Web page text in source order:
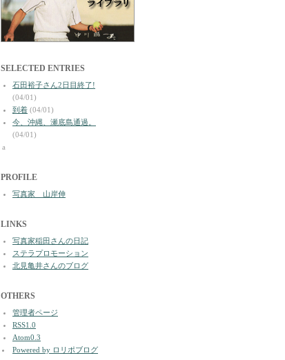
SELECTED ENTRIES
石田裕子さん2日目終了!
(04/01)
到着 (04/01)
今、沖縄、瀬底島通過。
(04/01)
a
PROFILE
写真家 山岸伸
LINKS
写真家稲田さんの日記
ステラプロモーション
北見亀井さんのブログ
OTHERS
管理者ページ
RSS1.0
Atom0.3
Powered by ロリポブログ